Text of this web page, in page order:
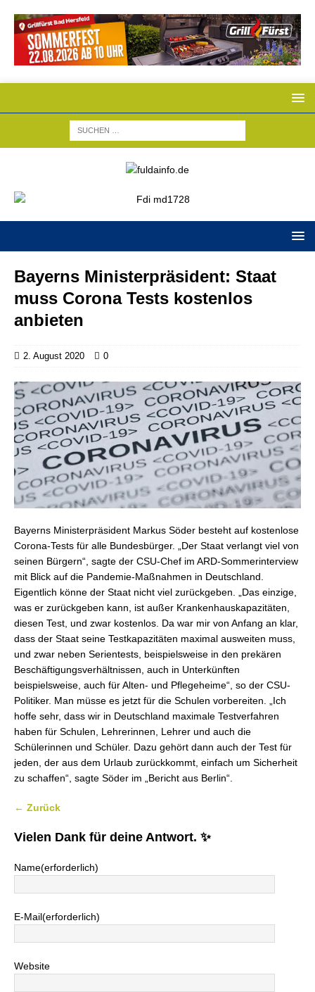
Bayerns Ministerpräsident: Staat
muss Corona Tests kostenlos
anbieten
2. August 2020 0
Bayerns Ministerpräsident Markus Söder besteht auf kostenlose
Corona-Tests für alle Bundesbürger. „Der Staat verlangt viel von
seinen Bürgern“, sagte der CSU-Chef im ARD-Sommerinterview
mit Blick auf die Pandemie-Maßnahmen in Deutschland.
Eigentlich könne der Staat nicht viel zurückgeben. „Das einzige,
was er zurückgeben kann, ist außer Krankenhauskapazitäten,
diesen Test, und zwar kostenlos. Da war mir von Anfang an klar,
dass der Staat seine Testkapazitäten maximal ausweiten muss,
und zwar neben Serientests, beispielsweise in den prekären
Beschäftigungsverhältnissen, auch in Unterkünften
beispielsweise, auch für Alten- und Pflegeheime“, so der CSU-
Politiker. Man müsse es jetzt für die Schulen vorbereiten. „Ich
hoffe sehr, dass wir in Deutschland maximale Testverfahren
haben für Schulen, Lehrerinnen, Lehrer und auch die
Schülerinnen und Schüler. Dazu gehört dann auch der Test für
jeden, der aus dem Urlaub zurückkommt, einfach um Sicherheit
zu schaffen“, sagte Söder im „Bericht aus Berlin“.
← Zurück
Vielen Dank für deine Antwort. ✨
Name(erforderlich)
E-Mail(erforderlich)
Website